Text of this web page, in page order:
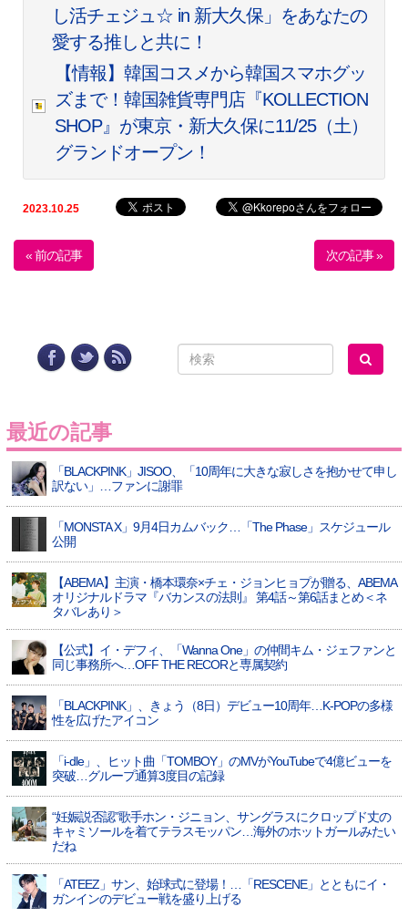
し活チェジュ☆ in 新大久保」をあなたの
愛する推しと共に！
【情報】韓国コスメから韓国スマホグッ
ズまで！韓国雑貨専門店『KOLLECTION
SHOP』が東京・新大久保に11/25（土）
グランドオープン！
2023.10.25
« 前の記事 次の記事 »
最近の記事
「BLACKPINK」JISOO、「10周年に大きな寂しさを抱かせて申し
訳ない」…ファンに謝罪
「MONSTA X」9月4日カムバック…「The Phase」スケジュール
公開
【ABEMA】主演・橋本環奈×チェ・ジョンヒョプが贈る、ABEMA
オリジナルドラマ『バカンスの法則』 第4話～第6話まとめ＜ネ
タバレあり＞
【公式】イ・デフィ、「Wanna One」の仲間キム・ジェファンと
同じ事務所へ…OFF THE RECORと専属契約
「BLACKPINK」、きょう（8日）デビュー10周年…K-POPの多様
性を広げたアイコン
「i-dle」、ヒット曲「TOMBOY」のMVがYouTubeで4億ビューを
突破…グループ通算3度目の記録
“妊娠説否認”歌手ホン・ジニョン、サングラスにクロップド丈の
キャミソールを着てテラスモッパン…海外のホットガールみたい
だね
「ATEEZ」サン、始球式に登場！…「RESCENE」とともにイ・
ガンインのデビュー戦を盛り上げる